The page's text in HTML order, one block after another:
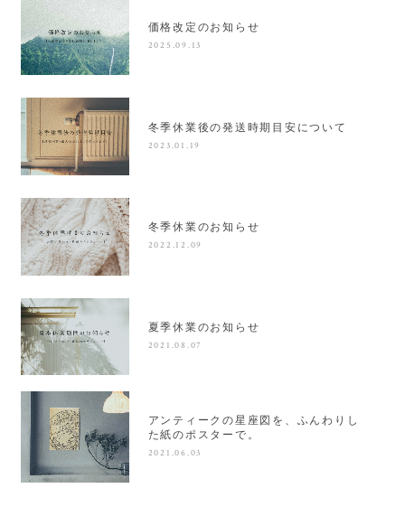
価格改定のお知らせ
2025.09.13
冬季休業後の発送時期目安について
2023.01.19
冬季休業のお知らせ
2022.12.09
夏季休業のお知らせ
2021.08.07
アンティークの星座図を、ふんわりし
た紙のポスターで。
2021.06.03